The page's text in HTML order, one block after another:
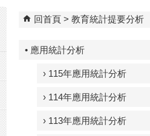
回首頁 教育統計提要分析
• 應用統計分析
› 115年應用統計分析
› 114年應用統計分析
› 113年應用統計分析